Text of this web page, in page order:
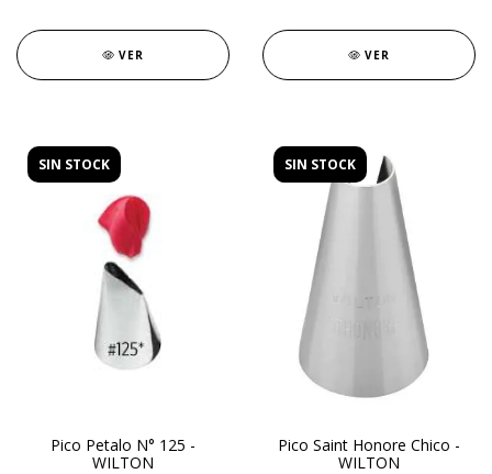
VER VER
SIN STOCK
Pico Petalo N° 125 -
WILTON
SIN STOCK
Pico Saint Honore Chico -
WILTON